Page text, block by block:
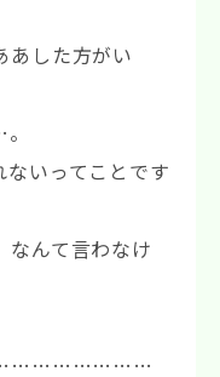
あした方がい
ないってことです
なんて言わなけ